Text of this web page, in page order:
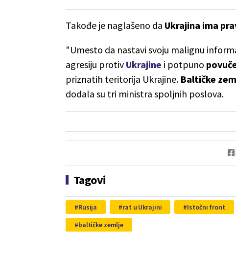
Takođe je naglašeno da Ukrajina ima
"Umesto da nastavi svoju malignu
agresiju protiv Ukrajine i potpuno
priznatih teritorija Ukrajine. Baltičke
dodala su tri ministra spoljnih poslova.
Tagovi
Rusija rat u Ukrajini Istočni front
baltičke zemlje